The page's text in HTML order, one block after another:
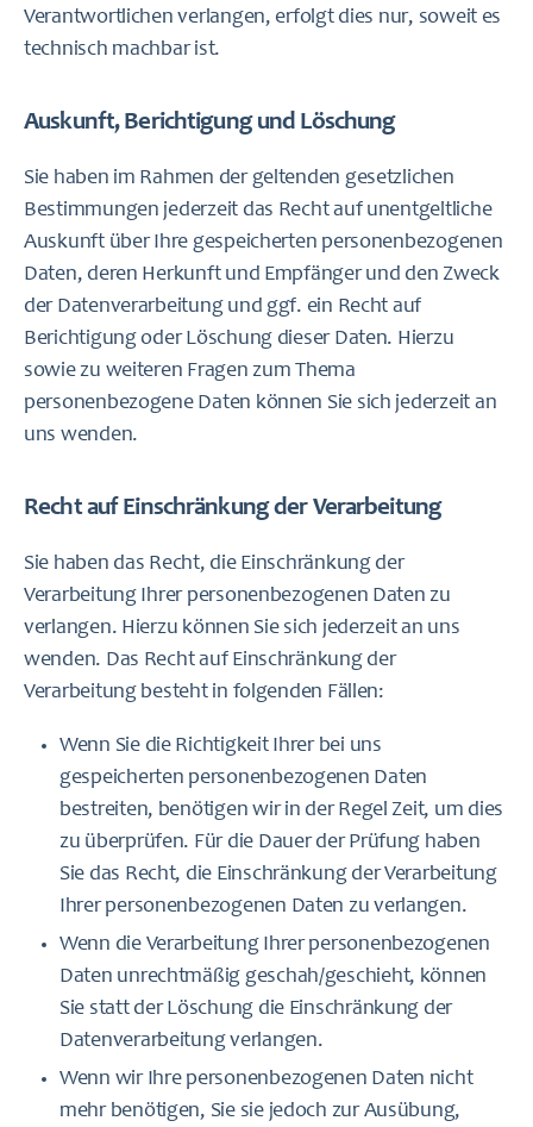
Verantwortlichen verlangen, erfolgt dies nur, soweit es
technisch machbar ist.
Auskunft, Berichtigung und Löschung
Sie haben im Rahmen der geltenden gesetzlichen
Bestimmungen jederzeit das Recht auf unentgeltliche
Auskunft über Ihre gespeicherten personenbezogenen
Daten, deren Herkunft und Empfänger und den Zweck
der Datenverarbeitung und ggf. ein Recht auf
Berichtigung oder Löschung dieser Daten. Hierzu
sowie zu weiteren Fragen zum Thema
personenbezogene Daten können Sie sich jederzeit an
uns wenden.
Recht auf Einschränkung der Verarbeitung
Sie haben das Recht, die Einschränkung der
Verarbeitung Ihrer personenbezogenen Daten zu
verlangen. Hierzu können Sie sich jederzeit an uns
wenden. Das Recht auf Einschränkung der
Verarbeitung besteht in folgenden Fällen:
Wenn Sie die Richtigkeit Ihrer bei uns
gespeicherten personenbezogenen Daten
bestreiten, benötigen wir in der Regel Zeit, um dies
zu überprüfen. Für die Dauer der Prüfung haben
Sie das Recht, die Einschränkung der Verarbeitung
Ihrer personenbezogenen Daten zu verlangen.
Wenn die Verarbeitung Ihrer personenbezogenen
Daten unrechtmäßig geschah/geschieht, können
Sie statt der Löschung die Einschränkung der
Datenverarbeitung verlangen.
Wenn wir Ihre personenbezogenen Daten nicht
mehr benötigen, Sie sie jedoch zur Ausübung,